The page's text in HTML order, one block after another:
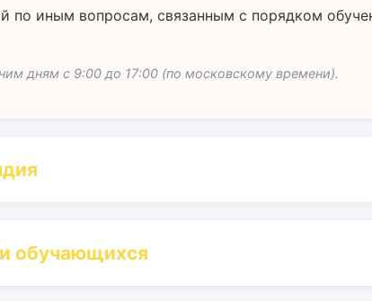
по иным вопросам, связанным с порядком
дням с 9:00 до 17:00 (по московскому времени).
обучающихся